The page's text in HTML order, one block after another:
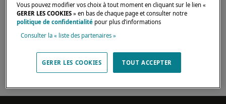
The Maritime Centre, 530 West Cutting Blvd,
Point Richmond, 94804,
(510) 778-8818
Official website
Vous pouvez modifier vos choix à tout moment en cliquant sur le lien «
GERER LES COOKIES » en bas de chaque page et consulter notre
politique de confidentialité pour plus d’informations
Consulter la « liste des partenaires »
GERER LES COOKIES TOUT ACCEPTER